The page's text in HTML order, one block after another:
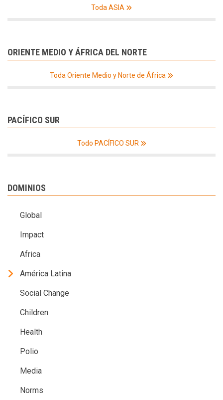
Toda ASIA
ORIENTE MEDIO Y ÁFRICA DEL NORTE
Toda Oriente Medio y Norte de África
PACÍFICO SUR
Todo PACÍFICO SUR
DOMINIOS
Global
Impact
Africa
América Latina
Social Change
Children
Health
Polio
Media
Norms